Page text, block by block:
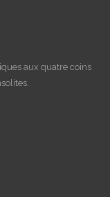
aux quatre coins